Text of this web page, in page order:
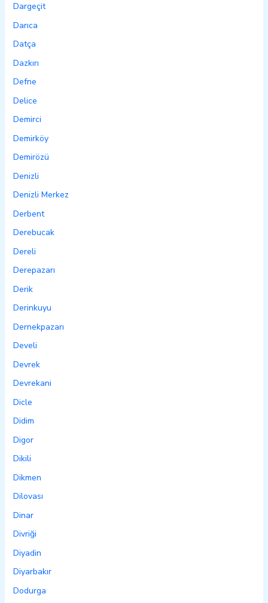
Dargeçit
Darıca
Datça
Dazkırı
Defne
Delice
Demirci
Demirköy
Demirözü
Denizli
Denizli Merkez
Derbent
Derebucak
Dereli
Derepazarı
Derik
Derinkuyu
Dernekpazarı
Develi
Devrek
Devrekani
Dicle
Didim
Digor
Dikili
Dikmen
Dilovası
Dinar
Divriği
Diyadin
Diyarbakır
Dodurga